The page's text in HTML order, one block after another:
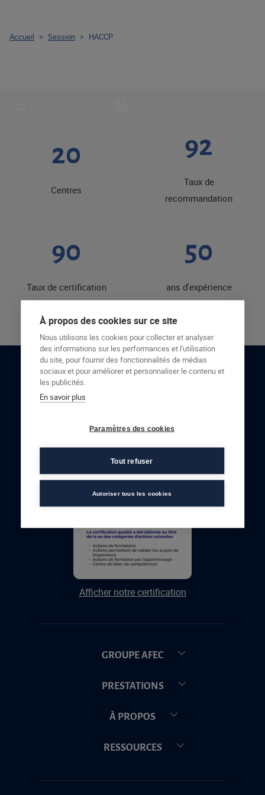
20
Centres
92
Taux de
recommandation
90
Taux de certification
50
ans d'expérience
RESTONS EN CONTACT
Afficher notre certification
GROUPE AFEC
PRESTATIONS
À PROPOS
RESSOURCES
Accueil > Session > HACCP
À propos des cookies sur ce site
Nous utilisons les cookies pour collecter et analyser
des informations sur les performances et l'utilisation
du site, pour fournir des fonctionnalités de médias
sociaux et pour améliorer et personnaliser le contenu et
les publicités.
En savoir plus
Paramètres des cookies
Tout refuser
Autoriser tous les cookies